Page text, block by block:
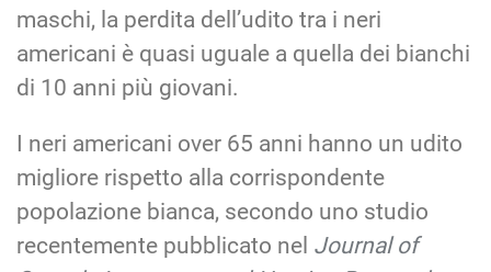
maschi, la perdita dell’udito tra i neri
americani è quasi uguale a quella dei bianchi
di 10 anni più giovani.
I neri americani over 65 anni hanno un udito
migliore rispetto alla corrispondente
popolazione bianca, secondo uno studio
recentemente pubblicato nel Journal of